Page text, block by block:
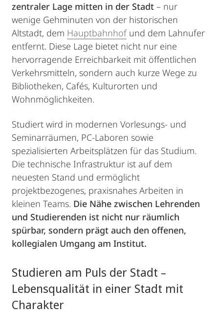
zentraler Lage mitten in der Stadt – nur
wenige Gehminuten von der historischen
Altstadt, dem Hauptbahnhofund dem Lahnufer
entfernt. Diese Lage bietet nicht nur eine
hervorragende Erreichbarkeit mit öffentlichen
Verkehrsmitteln, sondern auch kurze Wege zu
Bibliotheken, Cafés, Kulturorten und
Wohnmöglichkeiten.
Studiert wird in modernen Vorlesungs- und
Seminarräumen, PC-Laboren sowie
spezialisierten Arbeitsplätzen für das Studium.
Die technische Infrastruktur ist auf dem
neuesten Stand und ermöglicht
projektbezogenes, praxisnahes Arbeiten in
kleinen Teams. Die Nähe zwischen Lehrenden
und Studierenden ist nicht nur räumlich
spürbar, sondern prägt auch den offenen,
kollegialen Umgang am Institut.
Studieren am Puls der Stadt –
Lebensqualität in einer Stadt mit
Charakter